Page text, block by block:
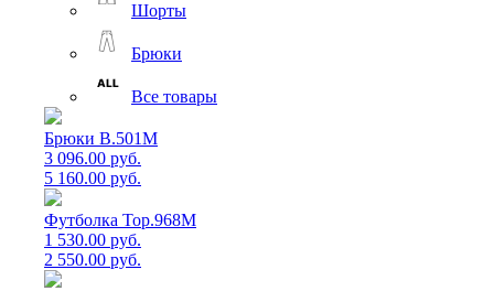
Шорты
Брюки
Все товары
Брюки B.501M
3 096.00 руб.
5 160.00 руб.
Футболка Top.968M
1 530.00 руб.
2 550.00 руб.